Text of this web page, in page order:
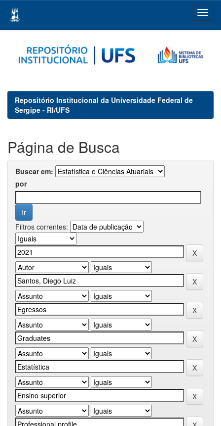
navigation
Repositório Institucional da Universidade Federal de
Sergipe - RI/UFS
Página de Busca
Buscar em:
por
Filtros correntes: